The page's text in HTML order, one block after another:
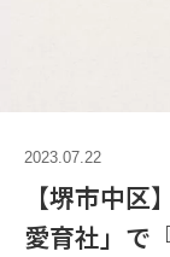
2023.07.22
【堺市中
愛育社」で